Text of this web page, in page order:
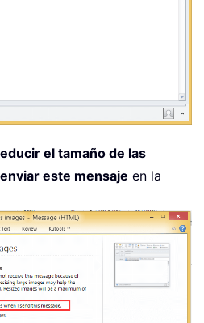
el tamaño de las
este mensaje en la